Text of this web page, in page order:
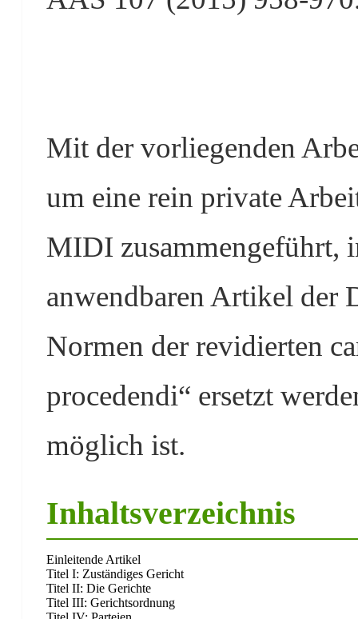
Mit der vorliegenden
um eine rein private
MIDI zusammengeführt,
anwendbaren Artikel der
Normen der revidierten
procedendi“ ersetzt
möglich ist.
Inhaltsverzeichnis
Einleitende Artikel
Titel I: Zuständiges Gericht
Titel II: Die Gerichte
Titel III: Gerichtsordnung